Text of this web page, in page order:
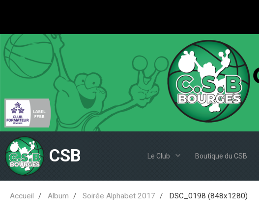
CSB Le Club Boutique du CSB
Accueil Album Soirée Alphabet 2017 DSC_0198 (848x1280)